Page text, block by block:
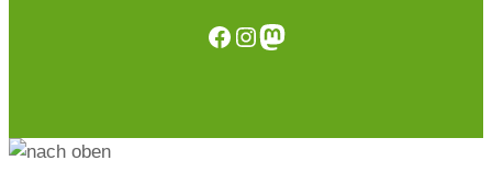
Facebook
Instagram
Mastodon